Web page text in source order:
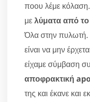
ποου λέμε
μελύματα από
Όλα στην πυλωτή.
είναι να μην
είχαμε σύμβαση
αποφρακτική
της και έκανε και